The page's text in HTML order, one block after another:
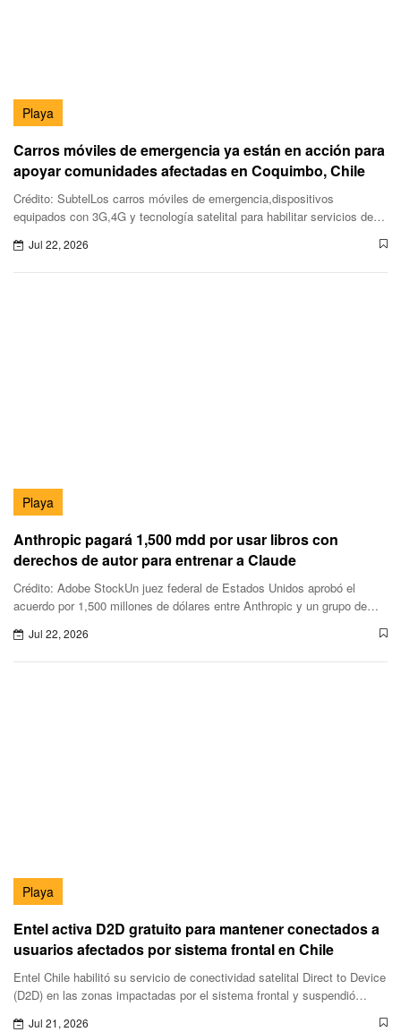
Playa
Carros móviles de emergencia ya están en acción para
apoyar comunidades afectadas en Coquimbo, Chile
Crédito: SubtelLos carros móviles de emergencia,dispositivos
equipados con 3G,4G y tecnología satelital para habilitar servicios de
Jul 22, 2026
Playa
Anthropic pagará 1,500 mdd por usar libros con
derechos de autor para entrenar a Claude
Crédito: Adobe StockUn juez federal de Estados Unidos aprobó el
acuerdo por 1,500 millones de dólares entre Anthropic y un grupo de
Jul 22, 2026
Playa
Entel activa D2D gratuito para mantener conectados a
usuarios afectados por sistema frontal en Chile
Entel Chile habilitó su servicio de conectividad satelital Direct to Device
(D2D) en las zonas impactadas por el sistema frontal y suspendió
Jul 21, 2026